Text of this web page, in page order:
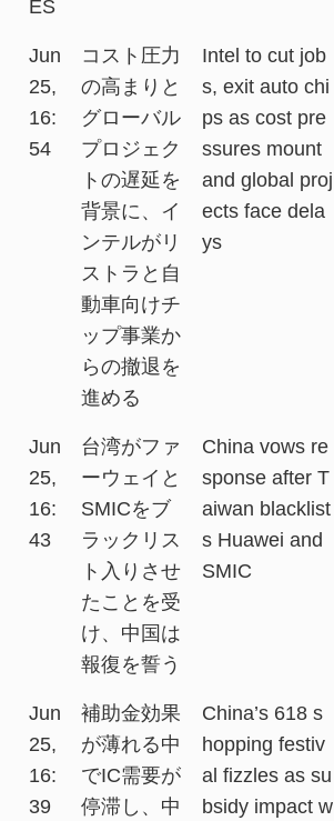
ES
Jun
25,
16:
54
コスト圧力
の高まりと
グローバル
プロジェク
トの遅延を
背景に、イ
ンテルがリ
ストラと自
動車向けチ
ップ事業か
らの撤退を
進める
Intel to cut job
s, exit auto chi
ps as cost pre
ssures mount
and global proj
ects face dela
ys
Jun
25,
16:
43
台湾がファ
ーウェイと
SMICをブ
ラックリス
ト入りさせ
たことを受
け、中国は
報復を誓う
China vows re
sponse after T
aiwan blacklist
s Huawei and
SMIC
Jun
25,
16:
39
補助金効果
が薄れる中
でIC需要が
停滞し、中
China’s 618 s
hopping festiv
al fizzles as su
bsidy impact w